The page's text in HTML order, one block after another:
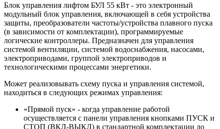
Блок управления лифтом БУЛ 55 кВт - это электронный
модульный блок управления, включающей в себя устройства
защиты, преобразователи частоты/устройства плавного пуска
(в зависимости от комплектации), программируемые
логические контроллеры. Предназначен для управления
системой вентиляции, системой водоснабжения, насосами,
электроприводами, группой электроприводов и
технологическими процессами энергетики.
Может реализовывать схему пуска и управления системой,
находиться в следующих режимах управления:
«Прямой пуск» - когда управление работой
осуществляется с панели управления кнопками ПУСК и
СТОП (ВКЛ-ВЫКЛ) в стандартной комплектации до